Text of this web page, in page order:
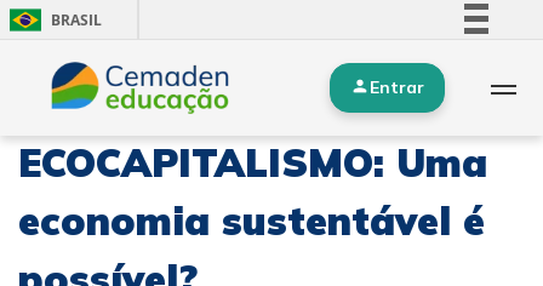
BRASIL
Simplifique!
Comunica BR
Acesso à informação
Legislação
Canais
Entrar
ECOCAPITALISMO: Uma
economia sustentável é